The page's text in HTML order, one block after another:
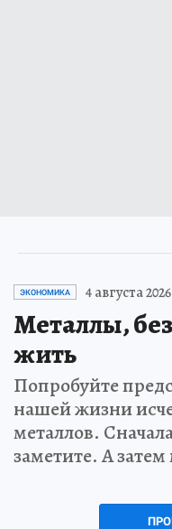
ЭКОНОМИКА 4 августа
Металлы,
жить
Попробуйте
нашей жизни
металлов.
заметите. А